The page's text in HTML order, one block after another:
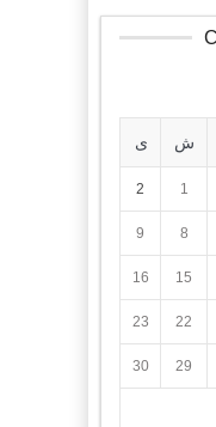
ش ی
1
2
8
9
15
16
22
23
29
30